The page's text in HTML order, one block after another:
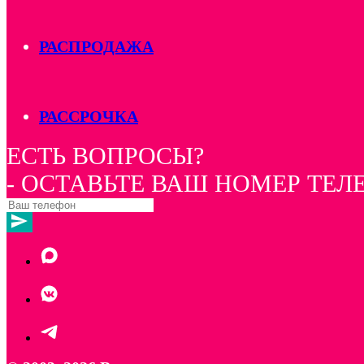
РАСПРОДАЖА
РАССРОЧКА
ЕСТЬ ВОПРОСЫ?
- ОСТАВЬТЕ ВАШ НОМЕР